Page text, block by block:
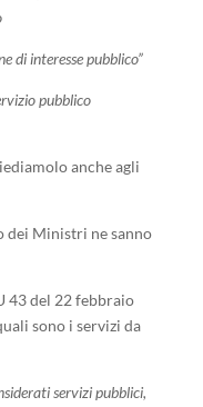
di interesse pubblico”
pubblico
anche agli
dei Ministri ne sanno
43 del 22 febbraio
sono i servizi da
servizi pubblici,